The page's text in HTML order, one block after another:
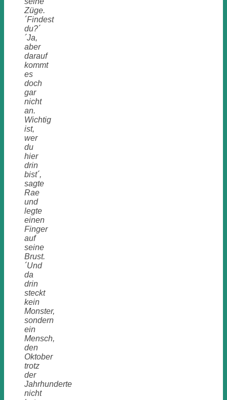
Züge.
´Findest
du?´
´Ja,
aber
darauf
kommt
es
doch
gar
nicht
an.
Wichtig
ist,
wer
du
hier
drin
bist´,
sagte
Rae
und
legte
einen
Finger
auf
seine
Brust.
´Und
da
drin
steckt
kein
Monster,
sondern
ein
Mensch,
den
Oktober
trotz
der
Jahrhunderte
nicht